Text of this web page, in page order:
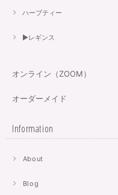
ハーブティー
▶︎レギンス
オンライン（ZOOM）
オーダーメイド
Information
About
Blog